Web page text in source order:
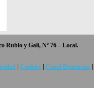
Rubio y Galí, Nº 76 – Local.
Cookies Canal Denuncias